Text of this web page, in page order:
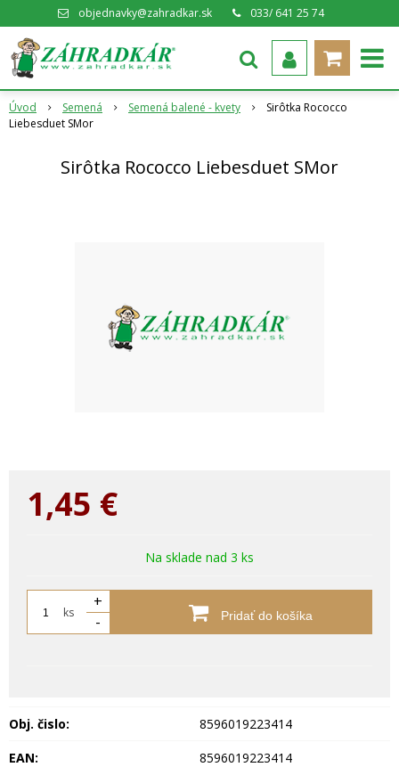
objednavky@zahradkar.sk 033/ 641 25 74
Úvod Semená Semená balené - kvety
Sirôtka Rococco
Liebesduet SMor
Sirôtka Rococco Liebesduet SMor
1,45 €
Na sklade nad 3 ks
ks
+
-
Pridať do košíka
Obj. čislo:
8596019223414
EAN:
8596019223414